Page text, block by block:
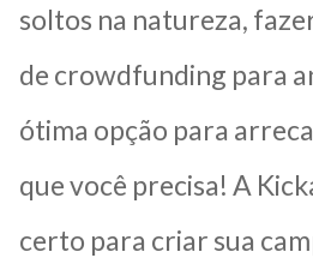
soltos na natureza,
de crowdfunding para
ótima opção para
que você precisa! A
certo para criar sua